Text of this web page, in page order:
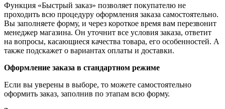
Функция «Быстрый заказ» позволяет покупателю не
проходить всю процедуру оформления заказа самостоятельно.
Вы заполняете форму, и через короткое время вам перезвонит
менеджер магазина. Он уточнит все условия заказа, ответит
на вопросы, касающиеся качества товара, его особенностей. А
также подскажет о вариантах оплаты и доставки.
Оформление заказа в стандартном режиме
Если вы уверены в выборе, то можете самостоятельно
оформить заказ, заполнив по этапам всю форму.